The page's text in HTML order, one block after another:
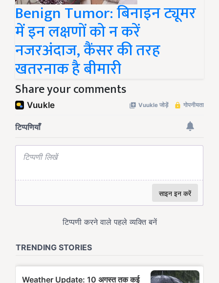
Benign Tumor: बिनाइन ट्यूमर
में इन लक्षणों को न करें
नजरअंदाज, कैंसर की तरह
खतरनाक है बीमारी
Share your comments